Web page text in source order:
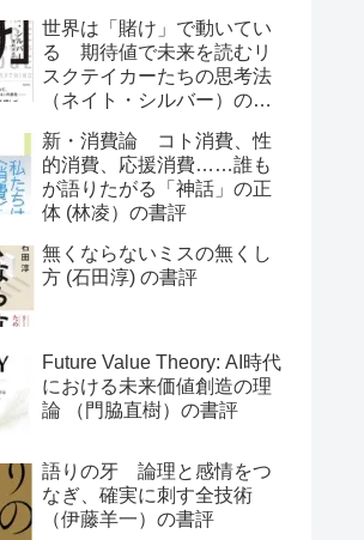
世界は「賭け」で動いてい
る 期待値で未来を読むリ
スクテイカーたちの思考法
（ネイト・シルバー）の書
新・消費論 コト消費、性
的消費、応援消費……誰も
が語りたがる「神話」の正
体 (林凌）の書評
無くならないミスの無くし
方 (石田淳) の書評
Future Value Theory: AI時代
における未来価値創造の理
論 （門脇直樹）の書評
語りの牙 論理と感情をつ
なぎ、確実に刺す全技術
（伊藤羊一）の書評